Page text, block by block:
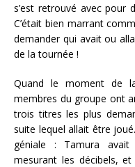
s’est retrouvé avec pour
C’était bien marrant
demander qui avait ou
de la tournée !
Quand le moment de
membres du groupe ont
trois titres les plus
suite lequel allait être
géniale : Tamura
mesurant les décibels,